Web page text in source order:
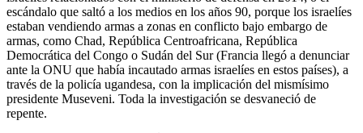
escándalo que saltó a los medios en los años 90, porque los israelíes
estaban vendiendo armas a zonas en conflicto bajo embargo de
armas, como Chad, República Centroafricana, República
Democrática del Congo o Sudán del Sur (Francia llegó a denunciar
ante la ONU que había incautado armas israelíes en estos países), a
través de la policía ugandesa, con la implicación del mismísimo
presidente Museveni. Toda la investigación se desvaneció de
repente.